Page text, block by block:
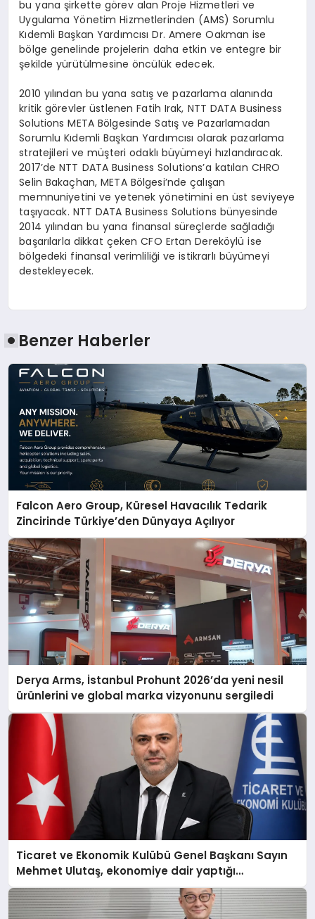
bu yana şirkette görev alan Proje Hizmetleri ve
Uygulama Yönetim Hizmetlerinden (AMS) Sorumlu
Kıdemli Başkan Yardımcısı Dr. Amere Oakman ise
bölge genelinde projelerin daha etkin ve entegre bir
şekilde yürütülmesine öncülük edecek.
2010 yılından bu yana satış ve pazarlama alanında
kritik görevler üstlenen Fatih Irak, NTT DATA Business
Solutions META Bölgesinde Satış ve Pazarlamadan
Sorumlu Kıdemli Başkan Yardımcısı olarak pazarlama
stratejileri ve müşteri odaklı büyümeyi hızlandıracak.
2017’de NTT DATA Business Solutions’a katılan CHRO
Selin Bakaçhan, META Bölgesi’nde çalışan
memnuniyetini ve yetenek yönetimini en üst seviyeye
taşıyacak. NTT DATA Business Solutions bünyesinde
2014 yılından bu yana finansal süreçlerde sağladığı
başarılarla dikkat çeken CFO Ertan Dereköylü ise
bölgedeki finansal verimliliği ve istikrarlı büyümeyi
destekleyecek.
Benzer Haberler
Falcon Aero Group, Küresel Havacılık Tedarik
Zincirinde Türkiye’den Dünyaya Açılıyor
Derya Arms, İstanbul Prohunt 2026’da yeni nesil
ürünlerini ve global marka vizyonunu sergiledi
Ticaret ve Ekonomik Kulübü Genel Başkanı Sayın
Mehmet Ulutaş, ekonomiye dair yaptığı
açıklamada şunları kaydetti: